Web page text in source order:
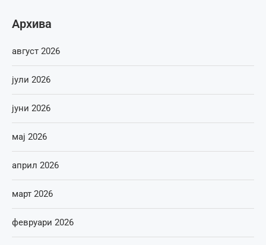
Архива
август 2026
јули 2026
јуни 2026
мај 2026
април 2026
март 2026
февруари 2026